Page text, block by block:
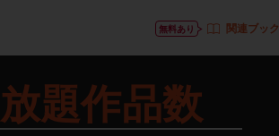
無料あり 関連ブック
題作品数